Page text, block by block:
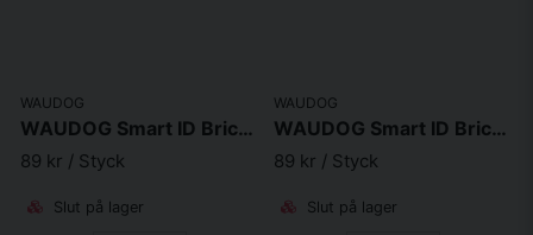
WAUDOG
WAUDOG Smart ID Bricka för Hund & Katt Purple gradient Ben 40mm
89 kr / Styck
Slut på lager
WAUDOG
WAUDOG Smart ID Bricka för Hund & Katt Purple gradient Rund Lila
89 kr / Styck
Slut på lager